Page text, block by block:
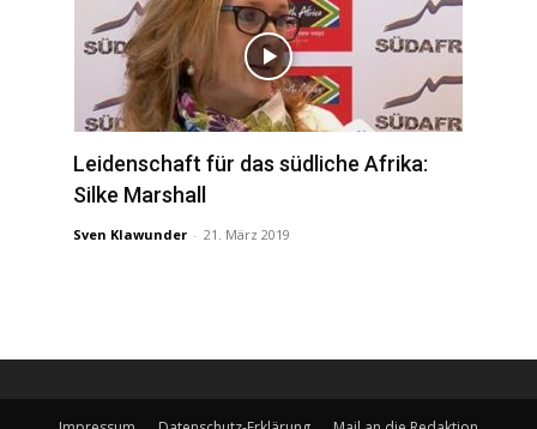
Leidenschaft für das südliche Afrika:
Silke Marshall
Sven Klawunder - 21. März 2019